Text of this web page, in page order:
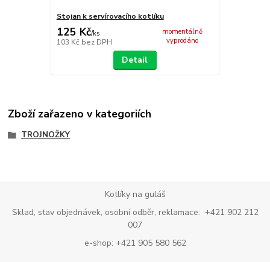
Stojan k servírovacího kotlíku
125 Kč/ks
103 Kč bez DPH
momentálně
vyprodáno
Detail
Zboží zařazeno v kategoriích
TROJNOŽKY
Kotlíky na guláš
Sklad, stav objednávek, osobní odběr, reklamace: +421 902 212
007
e-shop: +421 905 580 562